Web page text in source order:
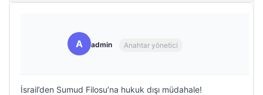
A admin Anahtar yönetici
İsrail’den Sumud Filosu’na hukuk dışı müdahale!